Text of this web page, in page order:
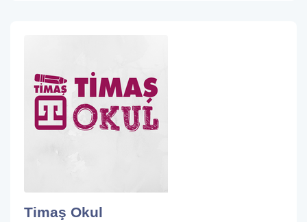
Timaş Okul